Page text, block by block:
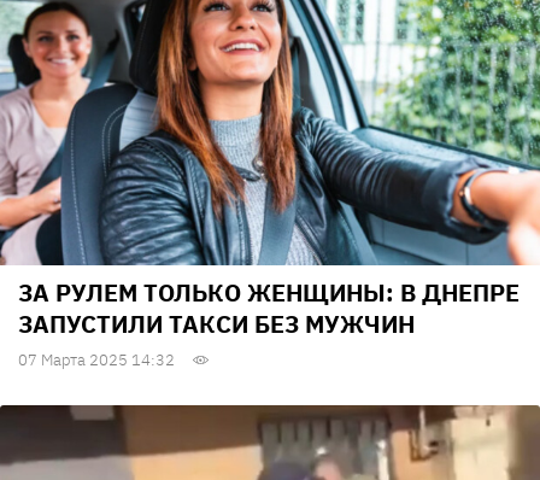
ЗА РУЛЕМ ТОЛЬКО ЖЕНЩИНЫ: В ДНЕПРЕ
ЗАПУСТИЛИ ТАКСИ БЕЗ МУЖЧИН
07 Марта 2025 14:32